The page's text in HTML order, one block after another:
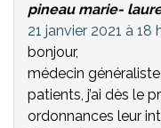
pineau marie-
21 janvier 2021 à 18
bonjour,
médecin
patients, j’ai dès le
ordonnances leur